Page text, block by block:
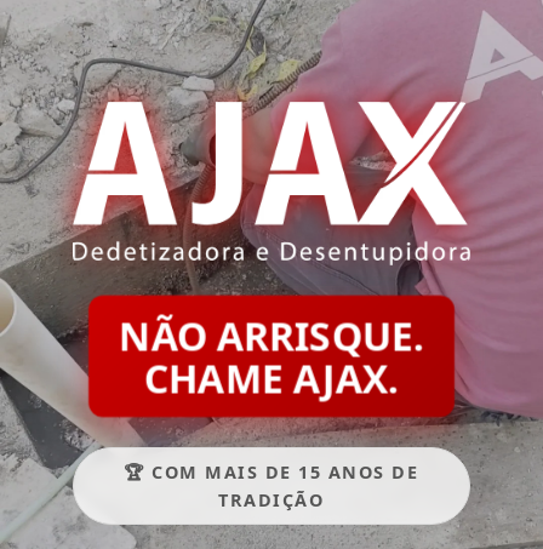
NÃO ARRISQUE.
CHAME AJAX.
🏆 COM MAIS DE 15 ANOS DE
TRADIÇÃO